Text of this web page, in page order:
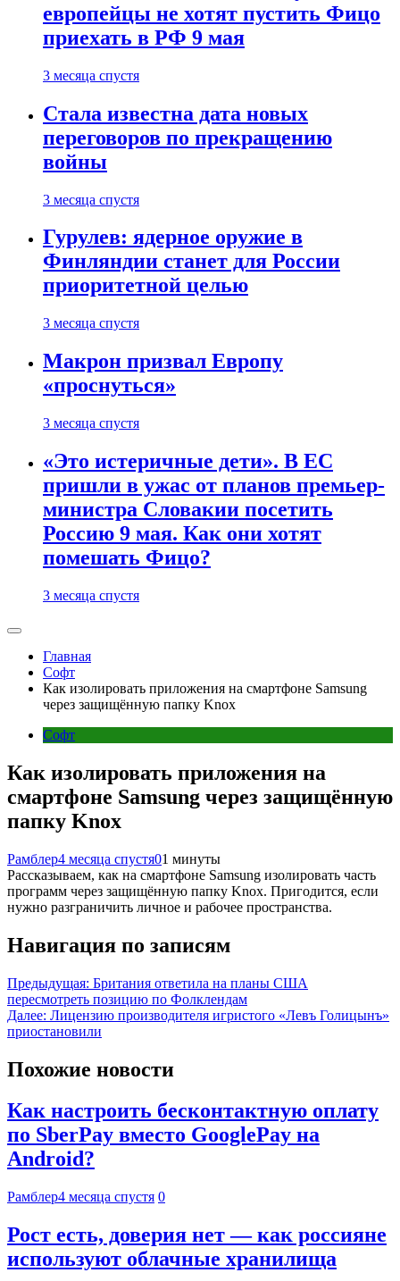
европейцы не хотят пустить Фицо
приехать в РФ 9 мая
3 месяца спустя
Стала известна дата новых
переговоров по прекращению
войны
3 месяца спустя
Гурулев: ядерное оружие в
Финляндии станет для России
приоритетной целью
3 месяца спустя
Макрон призвал Европу
«проснуться»
3 месяца спустя
«Это истеричные дети». В ЕС
пришли в ужас от планов премьер-
министра Словакии посетить
Россию 9 мая. Как они хотят
помешать Фицо?
3 месяца спустя
Главная
Софт
Как изолировать приложения на смартфоне Samsung
через защищённую папку Knox
Софт
Как изолировать приложения на
смартфоне Samsung через защищённую
папку Knox
Рамблер4 месяца спустя01 минуты
Рассказываем, как на смартфоне Samsung изолировать часть
программ через защищённую папку Knox. Пригодится, если
нужно разграничить личное и рабочее пространства.
Навигация по записям
Предыдущая: Британия ответила на планы США
пересмотреть позицию по Фолклендам
Далее: Лицензию производителя игристого «Левъ Голицынъ»
приостановили
Похожие новости
Как настроить бесконтактную оплату
по SberPay вместо GooglePay на
Android?
Рамблер4 месяца спустя 0
Рост есть, доверия нет — как россияне
используют облачные хранилища